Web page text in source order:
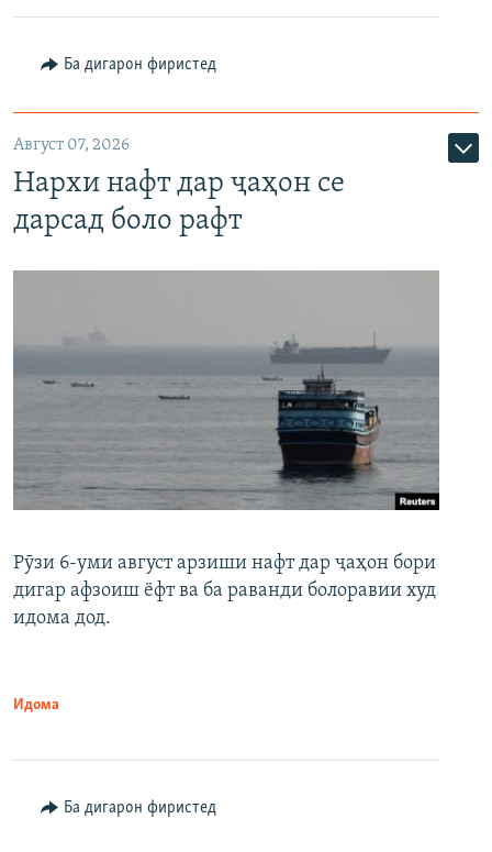
Ба дигарон фиристед
Август 07, 2026
Нархи нафт дар ҷаҳон се
дарсад боло рафт
Рӯзи 6-уми август арзиши нафт дар ҷаҳон бори
дигар афзоиш ёфт ва ба раванди болоравии худ
идома дод.
Идома
Ба дигарон фиристед